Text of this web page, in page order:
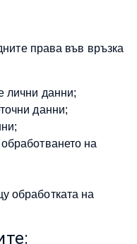
права във връзка
лични данни;
данни;
на
обработката на